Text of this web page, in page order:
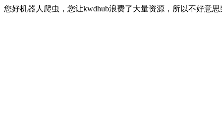
您好机器人爬虫，您让kwdhub浪费了大量资源，所以不好意思